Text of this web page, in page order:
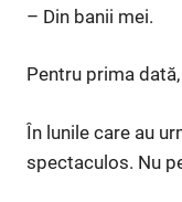
– Din banii mei.
Pentru prima
În lunile care au
spectaculos. Nu